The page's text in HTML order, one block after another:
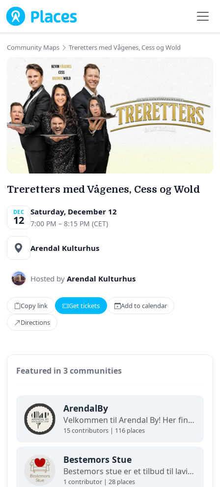
Skip to main content
Community Maps Treretters med Vågenes, Cess og Wold
Treretters med Vågenes, Cess og Wold
DEC
12
Saturday, December 12
7:00 PM – 8:15 PM (CET)
Arendal Kulturhus
Hosted by Arendal Kulturhus
Copy link Get tickets
Add to calendar
Directions
Featured in 3 communities
ArendalBy
Velkommen til Arendal By! Her finner du interaktive kart og oppdaterte oversikter over alt som skjer i byen. Utforsk, finn frem og opplev det beste av Arendal på ett og samme sted!
15 contributors | 116 places
Bestemors Stue
Bestemors stue er et tilbud til lavinntektsfamilier med barn fra 0-12 år.
1 contributor | 28 places